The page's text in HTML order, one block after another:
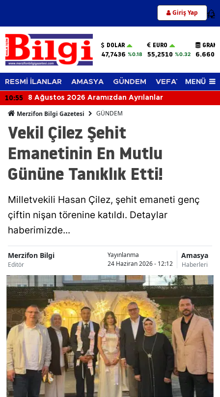
Giriş Yap 12
DOLAR
47,7436 %0.18
EURO
55,2510 %0.32
RESMİ İLANLAR AMASYA GÜNDEM VEFAT EDENLER
MENÜ
10:55 8 Ağustos 2026 Aramızdan Ayrılanlar
Merzifon Bilgi Gazetesi GÜNDEM
Vekil Çilez Şehit
Emanetinin En Mutlu
Gününe Tanıklık Etti!
Milletvekili Hasan Çilez, şehit emaneti genç
çiftin nişan törenine katıldı. Detaylar
haberimizde...
Merzifon Bilgi
Editör
Yayınlanma
24 Haziran 2026 - 12:12
Amasya
Haberleri